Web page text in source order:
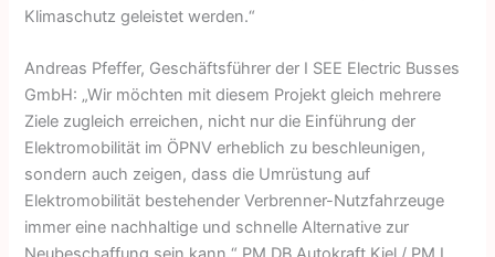
Klimaschutz geleistet werden.“
Andreas Pfeffer, Geschäftsführer der I SEE Electric Busses
GmbH: „Wir möchten mit diesem Projekt gleich mehrere
Ziele zugleich erreichen, nicht nur die Einführung der
Elektromobilität im ÖPNV erheblich zu beschleunigen,
sondern auch zeigen, dass die Umrüstung auf
Elektromobilität bestehender Verbrenner-Nutzfahrzeuge
immer eine nachhaltige und schnelle Alternative zur